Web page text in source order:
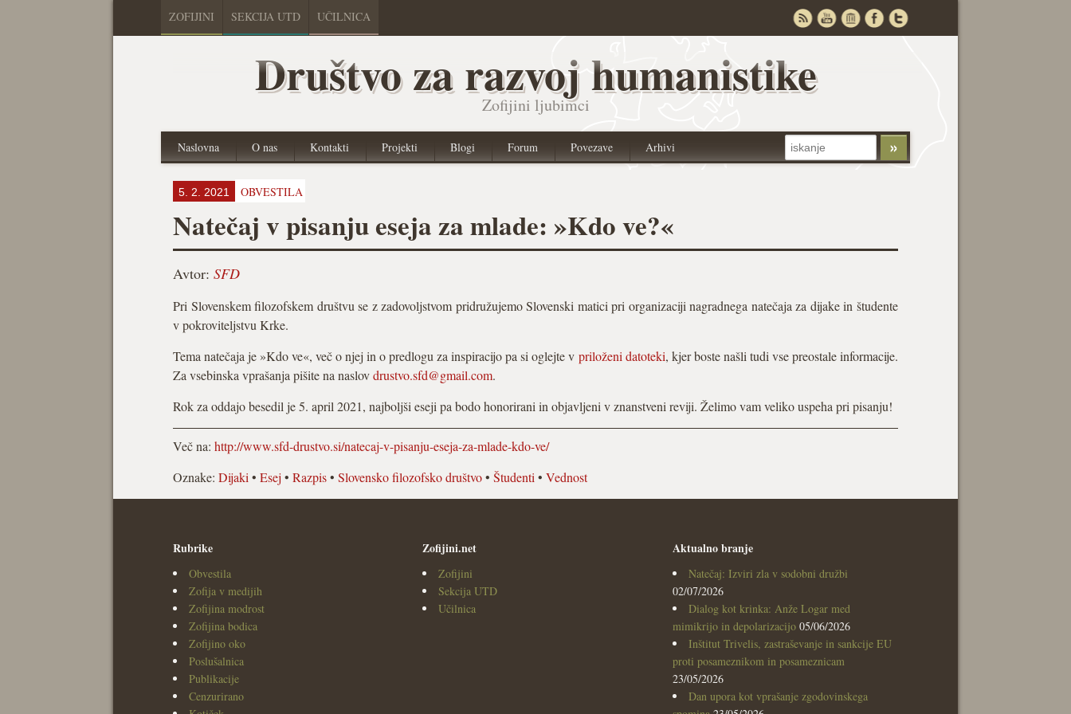
ZOFIJINI SEKCIJA UTD UČILNICA
Društvo za razvoj humanistike
Zofijini ljubimci
Naslovna O nas Kontakti Projekti Blogi Forum Povezave Arhivi
5. 2. 2021 OBVESTILA
Natečaj v pisanju eseja za mlade: »Kdo ve?«
Avtor: SFD
Pri Slovenskem filozofskem društvu se z zadovoljstvom pridružujemo Slovenski matici pri organizaciji nagradnega natečaja za dijake in študente
v pokroviteljstvu Krke.
Tema natečaja je »Kdo ve«, več o njej in o predlogu za inspiracijo pa si oglejte v priloženi datoteki, kjer boste našli tudi vse preostale informacije.
Za vsebinska vprašanja pišite na naslovdrustvo.sfd@gmail.com.
Rok za oddajo besedil je 5. april 2021, najboljši eseji pa bodo honorirani in objavljeni v znanstveni reviji. Želimo vam veliko uspeha pri pisanju!
Več na: http://www.sfd-drustvo.si/natecaj-v-pisanju-eseja-za-mlade-kdo-ve/
Oznake: Dijaki • Esej • Razpis• Slovensko filozofsko društvo• Študenti • Vednost
Rubrike
Obvestila
Zofija v medijih
Zofijina modrost
Zofijina bodica
Zofijino oko
Poslušalnica
Publikacije
Cenzurirano
Zofijini.net
Zofijini
Sekcija UTD
Učilnica
Aktualno branje
Natečaj: Izviri zla v sodobni družbi
02/07/2026
Dialog kot krinka: Anže Logar med
mimikrijo in depolarizacijo 05/06/2026
Inštitut Trivelis, zastraševanje in sankcije EU
proti posameznikom in posameznicam
23/05/2026
Dan upora kot vprašanje zgodovinskega